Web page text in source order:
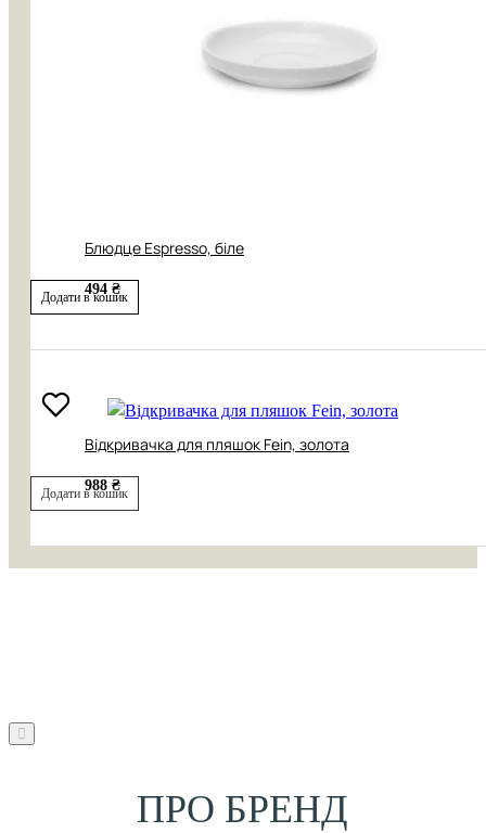
Блюдце Espresso, біле
494 ₴
Додати в кошик
Відкривачка для пляшок Fein, золота
988 ₴
Додати в кошик
ПРО БРЕНД